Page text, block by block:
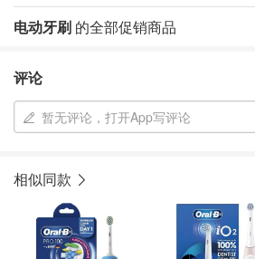
电动牙刷 的全部促销商品
评论
暂无评论，打开App写评论
相似同款